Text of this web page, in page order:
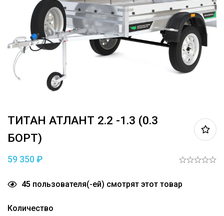
ТИТАН АТЛАНТ 2.2 -1.3 (0.3
БОРТ)
59 350₽
45 пользователя(-ей) смотрят этот товар
Количество